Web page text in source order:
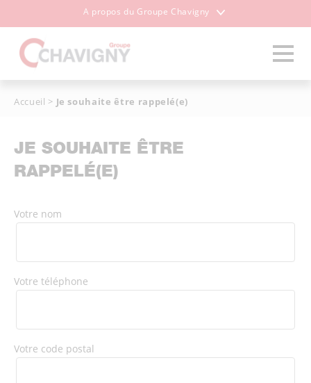
A propos du Groupe Chavigny
Accueil > Je souhaite être rappelé(e)
JE SOUHAITE ÊTRE
RAPPELÉ(E)
Votre nom
Votre téléphone
Votre code postal